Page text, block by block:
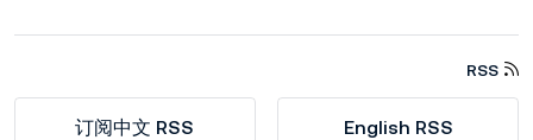
RSS
English RSS
订阅中文 RSS